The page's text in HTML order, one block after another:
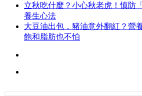
立秋吃什麼？小心秋老虎！慎防
養生心法
大豆油出包，豬油意外翻紅？營
飽和脂肪也不怕